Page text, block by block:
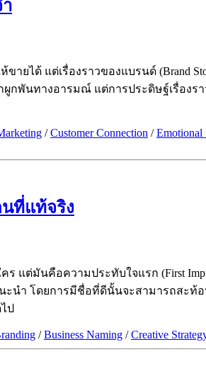
ายได้ แต่เรื่องราวของแบรนด์
กพันทางอารมณ์ แต่การประดิษฐ์เรื่อ
/Customer Connection /Emotional
ที่แท้จริง
แต่มันคือความประทับใจแรก (First
นะนำ โดยการมีชื่อที่ดีนั้นจะสามารถส
ป
/Business Naming /Creative